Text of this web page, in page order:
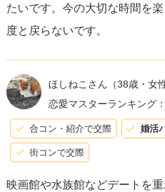
たいです。今の大切な時間を
度と戻らないです。
ほしねこさん （38歳・女
恋愛マスターランキング：
合コン・紹介で交際 婚活
街コンで交際
映画館や水族館などデートを